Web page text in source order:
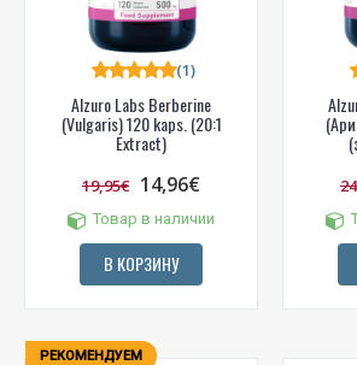
Alzuro Labs Berberine
(Vulgaris) 120 kaps. (20:1
Extract)
(1)
19,95€ 14,96€
Товар в наличии
В КОРЗИНУ
РЕКОМЕНДУЕМ